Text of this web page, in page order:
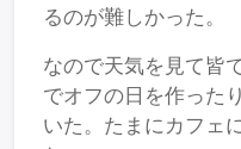
るのが難しかった。
なので天気を見て皆
でオフの日を作った
いた。たまにカフェ